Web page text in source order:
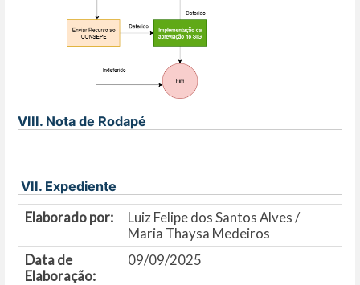
VIII. Nota de Rodapé
VII. Expediente
Elaborado por:
Luiz Felipe dos Santos Alves /
Maria Thaysa Medeiros
Data de
Elaboração:
09/09/2025